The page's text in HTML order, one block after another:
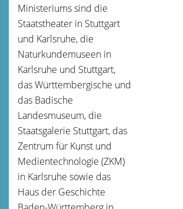
Ministeriums sind die
Staatstheater in Stuttgart
und Karlsruhe, die
Naturkundemuseen in
Karlsruhe und Stuttgart,
das Württembergische und
das Badische
Landesmuseum, die
Staatsgalerie Stuttgart, das
Zentrum für Kunst und
Medientechnologie (ZKM)
in Karlsruhe sowie das
Haus der Geschichte